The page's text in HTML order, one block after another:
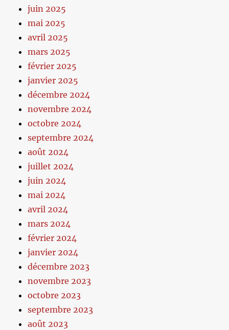
juin 2025
mai 2025
avril 2025
mars 2025
février 2025
janvier 2025
décembre 2024
novembre 2024
octobre 2024
septembre 2024
août 2024
juillet 2024
juin 2024
mai 2024
avril 2024
mars 2024
février 2024
janvier 2024
décembre 2023
novembre 2023
octobre 2023
septembre 2023
août 2023